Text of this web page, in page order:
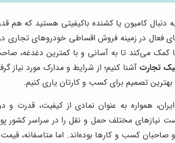
دنبال کامیون یا کشنده باکیفیتی هستید که
فعال در زمینه فروش اقساطی خودروهای تجاری
کمک می‌کند تا به آسانی و با کمترین دغدغه،
تجارت آشنا کنیم؛ از شرایط و مدارک مورد نیاز
بهترین تصمیم برای کسب و کارتان یاری کنیم.
همواره به عنوان نمادی از کیفیت، قدرت
نیازهای مختلف حمل و نقل را در سراسر کشور
کسب و کارها بوده‌اند. اما متاسفانه،